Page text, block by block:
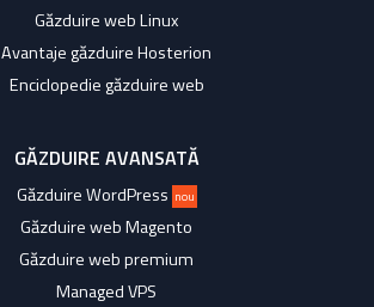
Găzduire web Linux
Avantaje găzduire Hosterion
Enciclopedie găzduire web
GĂZDUIRE AVANSATĂ
Găzduire WordPress nou
Găzduire web Magento
Găzduire web premium
Managed VPS